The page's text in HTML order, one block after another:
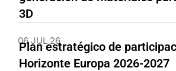
3D
06 JUL 26
Plan estratégico de
Horizonte Europa 2026-2027